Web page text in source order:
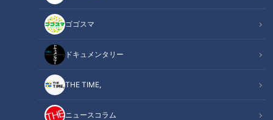
ゴゴスマ
ドキュメンタリー
THE TIME,
ニュースコラム